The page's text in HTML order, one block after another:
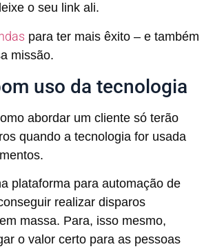
o seu link ali.
para ter mais êxito – e também
missão.
uso da tecnologia
abordar um cliente só terão
quando a tecnologia for usada
plataforma para automação de
realizar disparos
massa. Para, isso mesmo,
o valor certo para as pessoas